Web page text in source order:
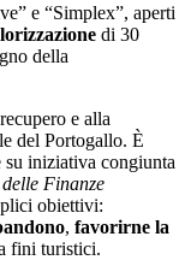
e “Simplex”, aperti
di 30
della
e alla
del Portogallo. È
su iniziativa congiunta
Finanze
obiettivi:
, favorirne la
fini turistici.